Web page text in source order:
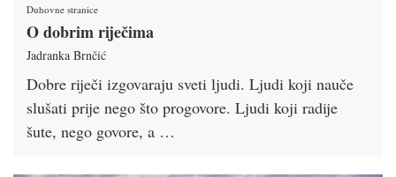
Duhovne stranice
O dobrim riječima
Jadranka Brnčić
Dobre riječi izgovaraju sveti ljudi. Ljudi koji nauče
slušati prije nego što progovore. Ljudi koji radije
šute, nego govore, a …